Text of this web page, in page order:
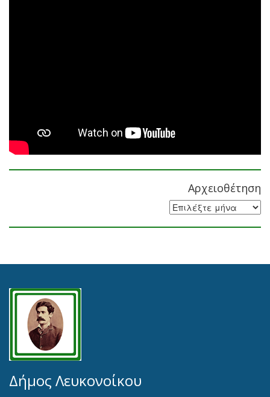
Αρχειοθέτηση
Αρχειοθέτηση
Δήμος Λευκονοίκου